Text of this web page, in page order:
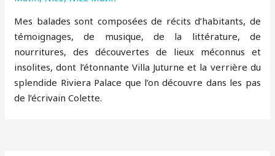
Mes balades sont composées de récits d’habitants, de
témoignages, de musique, de la littérature, de
nourritures, des découvertes de lieux méconnus et
insolites, dont l’étonnante Villa Juturne et la verrière du
splendide Riviera Palace que l’on découvre dans les pas
de l’écrivain Colette.